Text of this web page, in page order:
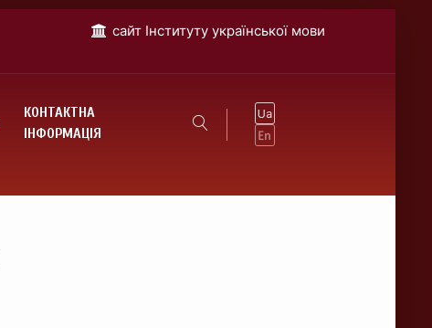
cайт Інституту української мови
КОНТАКТНА
ІНФОРМАЦІЯ